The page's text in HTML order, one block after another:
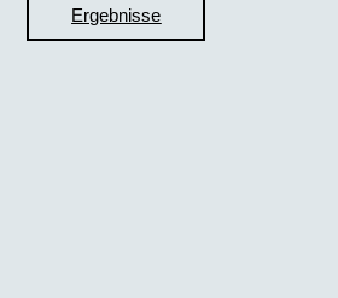
Ergebnisse